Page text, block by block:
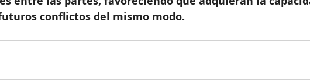
conflictos del mismo modo.